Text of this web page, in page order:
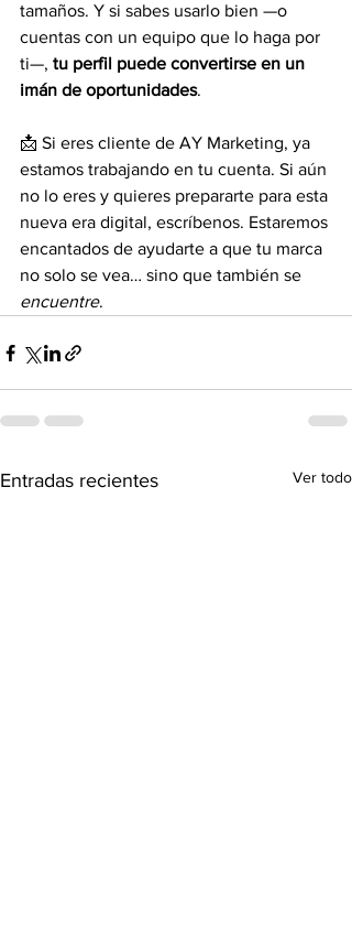
tamaños. Y si sabes usarlo bien —o
cuentas con un equipo que lo haga por
ti—, tu perfil puede convertirse en un
imán de oportunidades.
📩 Si eres cliente de AY Marketing, ya
estamos trabajando en tu cuenta. Si aún
no lo eres y quieres prepararte para esta
nueva era digital, escríbenos. Estaremos
encantados de ayudarte a que tu marca
no solo se vea… sino que también se
encuentre.
Entradas recientes Ver todo